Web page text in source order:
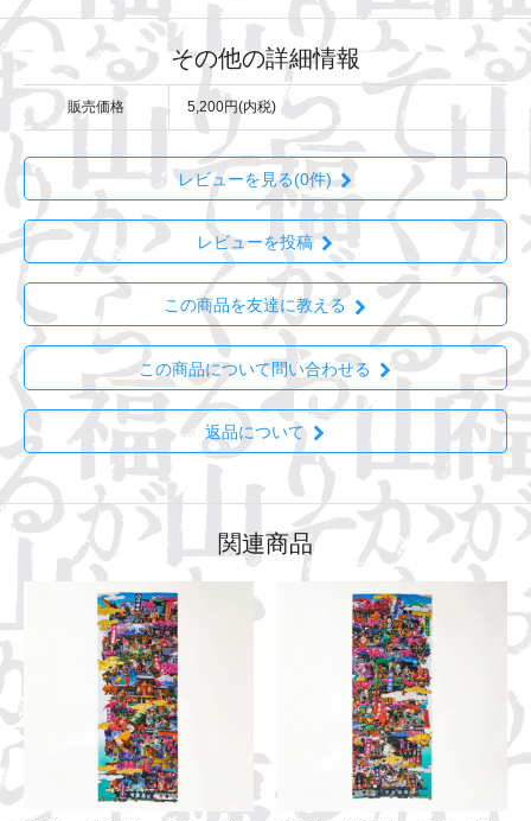
その他の詳細情報
販売価格 5,200円(内税)
レビューを見る(0件)
レビューを投稿
この商品を友達に教える
この商品について問い合わせる
返品について
関連商品